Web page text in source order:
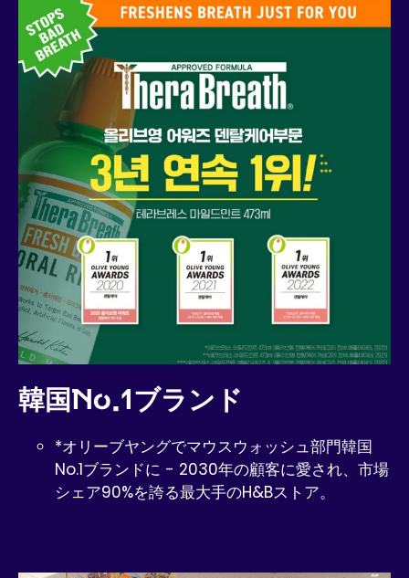
韓国No.1ブランド
*オリーブヤングでマウスウォッシュ部門韓国
No.1ブランドに - 2030年の顧客に愛され、市場
シェア90%を誇る最大手のH&Bストア。